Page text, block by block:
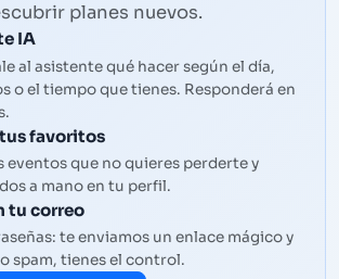
planes nuevos.
IA
al asistente qué hacer según el día,
o el tiempo que tienes. Responderá en
favoritos
eventos que no quieres perderte y
a mano en tu perfil.
tu correo
te enviamos un enlace mágico y
spam, tienes el control.